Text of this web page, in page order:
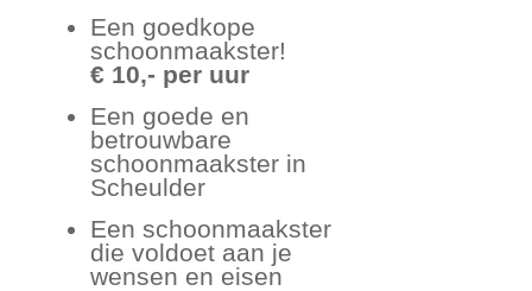
Een goedkope
schoonmaakster!
€ 10,- per uur
Een goede en
betrouwbare
schoonmaakster in
Scheulder
Een schoonmaakster
die voldoet aan je
wensen en eisen